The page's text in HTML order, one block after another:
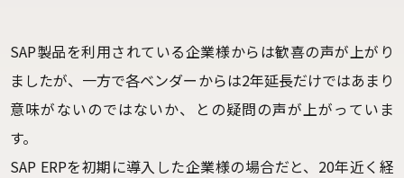
SAP製品を利用されている企業様からは歓喜の声が上がり
ましたが、一方で各ベンダーからは2年延長だけではあまり
意味がないのではないか、との疑問の声が上がっていま
す。
SAP ERPを初期に導入した企業様の場合だと、20年近く経